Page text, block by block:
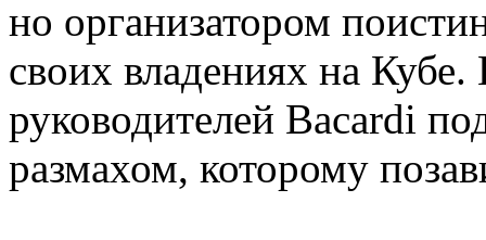
но организатором
своих владениях на
руководителей Bacardi
размахом, которому